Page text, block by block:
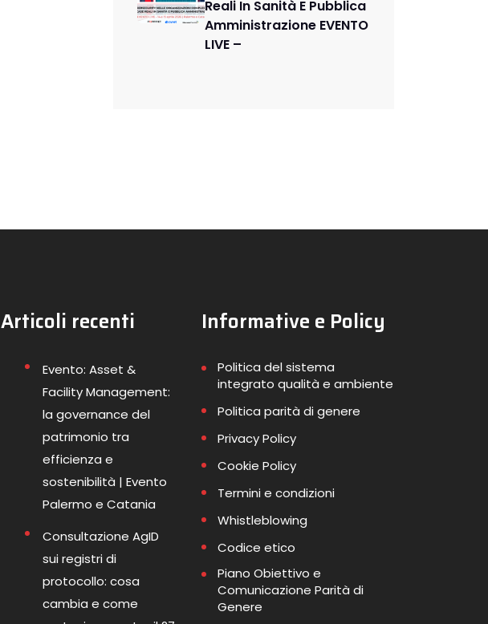
Reali In Sanità E Pubblica
Amministrazione EVENTO
LIVE –
Articoli recenti
Evento: Asset &
Facility Management:
la governance del
patrimonio tra
efficienza e
sostenibilità | Evento
Palermo e Catania
Consultazione AgID
sui registri di
protocollo: cosa
cambia e come
Informative e Policy
Politica del sistema
integrato qualità e ambiente
Politica parità di genere
Privacy Policy
Cookie Policy
Termini e condizioni
Whistleblowing
Codice etico
Piano Obiettivo e
Comunicazione Parità di
Genere